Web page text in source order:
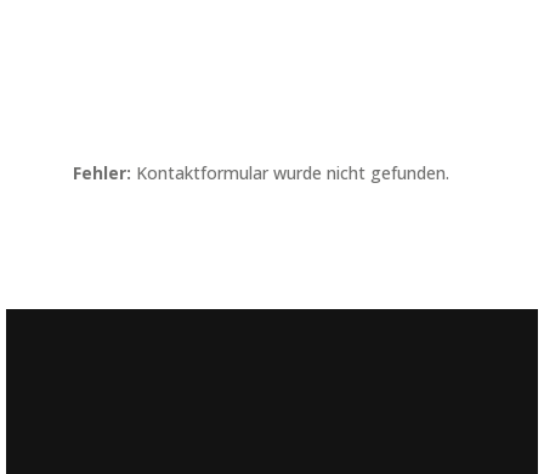
Fehler: Kontaktformular wurde nicht gefunden.